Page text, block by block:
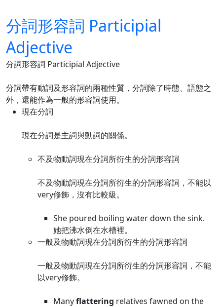
分詞形容詞 Participial
Adjective
分詞形容詞 Participial Adjective
分詞帶有動詞及形容詞的兩種性質，分詞除了時態、語態之
外，還能作為一般的形容詞使用。
現在分詞
現在分詞是主詞與動詞的關係。
不及物動詞現在分詞所衍生的分詞形容詞
不及物動詞現在分詞所衍生的分詞形容詞，不能以
very修飾，沒有比較級。
She poured boiling water down the sink.
她把沸水倒在水槽裡。
一般及物動詞現在分詞所衍生的分詞形容詞
一般及物動詞現在分詞所衍生的分詞形容詞，不能
以very修飾。
Manyflattering relatives fawned on the